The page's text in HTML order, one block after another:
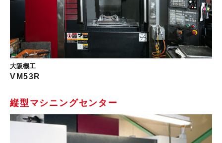
大阪機工
VM53R
縦型マシニングセンター